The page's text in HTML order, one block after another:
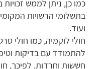
כמו כן, ניתן לממש
בתשלומי הרשויות
ועוד.
חולי לוקמיה, כמו חולי
להתמודד עם בדיקות
חששות וחרדות. לפיכך,